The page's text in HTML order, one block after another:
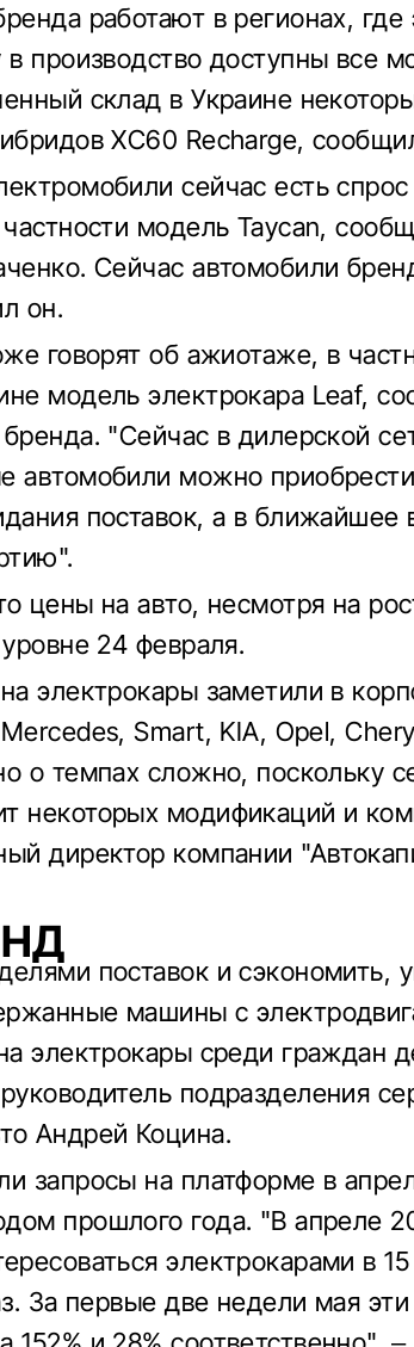
работают в регионах, где
производство доступны все
склад в Украине
XC60 Recharge,
сейчас есть спрос
модель Taycan,
Сейчас автомобили
он.
говорят об ажиотаже, в
модель электрокара Leaf,
бренда. "Сейчас в дилерской
автомобили можно
поставок, а в
цены на авто, несмотря на
24 февраля.
электрокары заметили в
Smart, KIA, Opel,
о темпах сложно, поскольку
некоторых модификаций и
директор компании
поставок и сэкономить,
машины с
электрокары среди граждан
подразделения
Андрей Коцина.
запросы на платформе в
прошлого года. "В апреле
электрокарами в
За первые две недели мая эти